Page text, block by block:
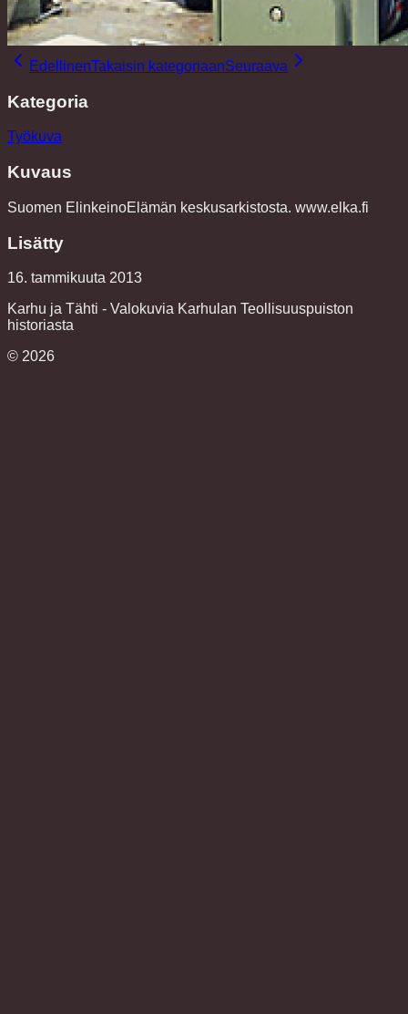
EdellinenTakaisin kategoriaanSeuraava
Kategoria
Työkuva
Kuvaus
Suomen ElinkeinoElämän keskusarkistosta. www.elka.fi
Lisätty
16. tammikuuta 2013
Karhu ja Tähti - Valokuvia Karhulan Teollisuuspuiston
historiasta
© 2026